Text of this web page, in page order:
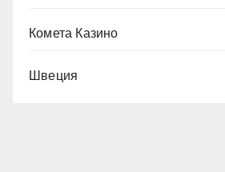
Комета Казино
Швеция